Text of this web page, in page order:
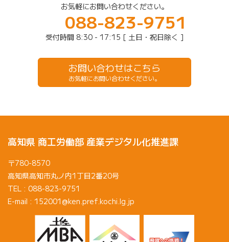
お気軽にお問い合わせください。
088-823-9751
受付時間 8:30 - 17:15 [ 土日・祝日除く ]
お問い合わせはこちら
お気軽にお問い合わせください。
高知県 商工労働部 産業デジタル化推進課
〒780-8570
高知県高知市丸ノ内1丁目2番20号
TEL : 088-823-9751
E-mail : 152001@ken.pref.kochi.lg.jp